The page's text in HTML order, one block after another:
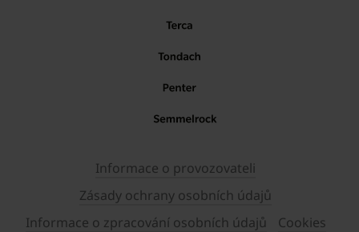
Informace o provozovateli
Zásady ochrany osobních údajů
Informace o zpracování osobních údajů
Cookies